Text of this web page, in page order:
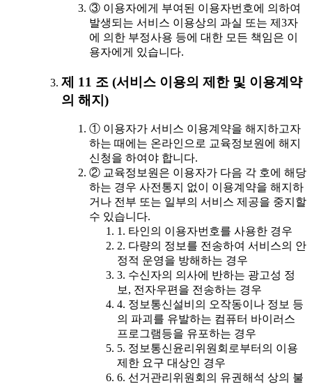
③ 이용자에게 부여된 이용자번호에 의하여
발생되는 서비스 이용상의 과실 또는 제3자
에 의한 부정사용 등에 대한 모든 책임은 이
용자에게 있습니다.
제 11 조 (서비스 이용의 제한 및 이용계약
의 해지)
① 이용자가 서비스 이용계약을 해지하고자
하는 때에는 온라인으로 교육정보원에 해지
신청을 하여야 합니다.
② 교육정보원은 이용자가 다음 각 호에 해당
하는 경우 사전통지 없이 이용계약을 해지하
거나 전부 또는 일부의 서비스 제공을 중지할
수 있습니다.
1. 타인의 이용자번호를 사용한 경우
2. 다량의 정보를 전송하여 서비스의 안
정적 운영을 방해하는 경우
3. 수신자의 의사에 반하는 광고성 정
보, 전자우편을 전송하는 경우
4. 정보통신설비의 오작동이나 정보 등
의 파괴를 유발하는 컴퓨터 바이러스
프로그램등을 유포하는 경우
5. 정보통신윤리위원회로부터의 이용
제한 요구 대상인 경우
6. 선거관리위원회의 유권해석 상의 불